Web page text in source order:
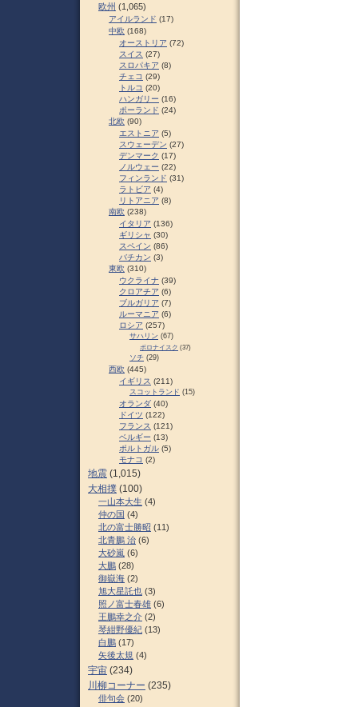
欧州 (1,065)
アイルランド (17)
中欧 (168)
オーストリア (72)
スイス (27)
スロパキア (8)
チェコ (29)
トルコ (20)
ハンガリー (16)
ポーランド (24)
北欧 (90)
エストニア (5)
スウェーデン (27)
デンマーク (17)
ノルウェー (22)
フィンランド (31)
ラトビア (4)
リトアニア (8)
南欧 (238)
イタリア (136)
ギリシャ (30)
スペイン (86)
バチカン (3)
東欧 (310)
ウクライナ (39)
クロアチア (6)
ブルガリア (7)
ルーマニア (6)
ロシア (257)
サハリン (67)
ポロナイスク (37)
ソチ (29)
西欧 (445)
イギリス (211)
スコットランド (15)
オランダ (40)
ドイツ (122)
フランス (121)
ベルギー (13)
ポルトガル (5)
モナコ (2)
地震 (1,015)
大相撲 (100)
一山本大生 (4)
仲の国 (4)
北の富士勝昭 (11)
北青鵬 治 (6)
大砂嵐 (6)
大鵬 (28)
御嶽海 (2)
旭大星託也 (3)
照ノ富士春雄 (6)
王鵬幸之介 (2)
琴紺野優紀 (13)
白鵬 (17)
矢後太規 (4)
宇宙 (234)
川柳コーナー (235)
俳句会 (20)